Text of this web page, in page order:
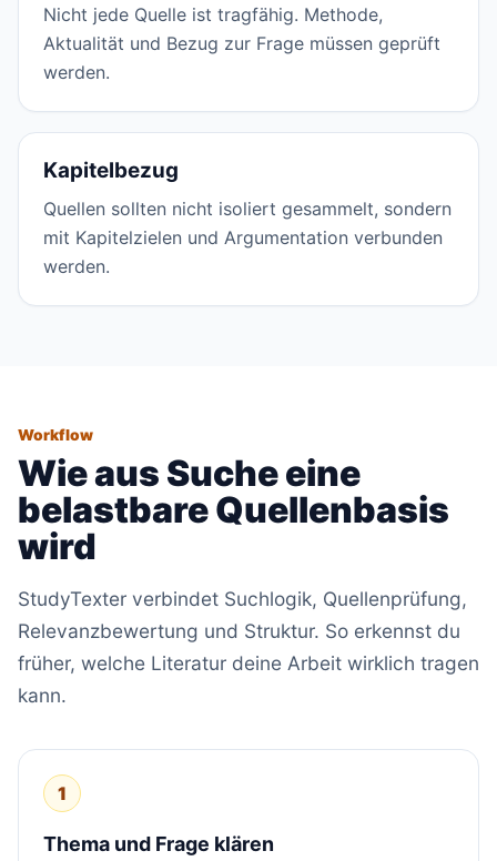
Nicht jede Quelle ist tragfähig. Methode,
Aktualität und Bezug zur Frage müssen geprüft
werden.
Kapitelbezug
Quellen sollten nicht isoliert gesammelt, sondern
mit Kapitelzielen und Argumentation verbunden
werden.
Workflow
Wie aus Suche eine
belastbare Quellenbasis
wird
StudyTexter verbindet Suchlogik, Quellenprüfung,
Relevanzbewertung und Struktur. So erkennst du
früher, welche Literatur deine Arbeit wirklich tragen
kann.
1
Thema und Frage klären